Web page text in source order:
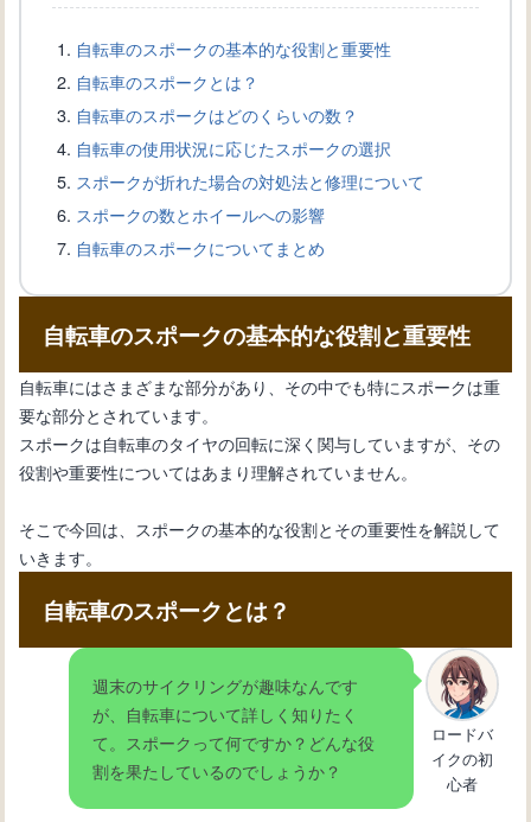
順と必要道具を詳しく解説
自転車愛好家必見！ブレーキワイヤー
の選び方と交換方法を解説
自転車盗難から身を守る！ワイヤーロ
ックの選び方と使い方
自転車の新しい変速機の取り付け方
自転車初心者のためのメンテナンス
術：変速機のワイヤー交換
自転車の内装変速機の仕組みとメンテ
ナンス方法を理解しよう
自転車の変速機が動かない：その原因
と解決法を紹介
自転車の変速機の使い方：基本操作と
自転車のスポークの基本的な役割と重要性
自転車のスポークとは？
自転車のスポークはどのくらいの数？
自転車の使用状況に応じたスポークの選択
スポークが折れた場合の対処法と修理について
スポークの数とホイールへの影響
自転車のスポークについてまとめ
自転車のスポークの基本的な役割と重要性
自転車にはさまざまな部分があり、その中でも特にスポークは重
要な部分とされています。
スポークは自転車のタイヤの回転に深く関与していますが、その
役割や重要性についてはあまり理解されていません。
そこで今回は、スポークの基本的な役割とその重要性を解説して
いきます。
自転車のスポークとは？
週末のサイクリングが趣味なんです
が、自転車について詳しく知りたく
て。スポークって何ですか？どんな役
割を果たしているのでしょうか？
ロードバ
イクの初
心者